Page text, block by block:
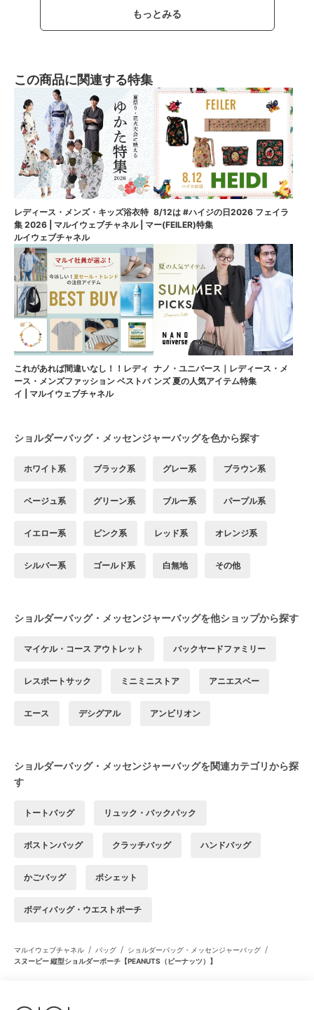
もっとみる
この商品に関連する特集
レディース・メンズ・キッズ浴衣特
集 2026 | マルイウェブチャネル | マ
ルイウェブチャネル
8/12は #ハイジの日2026 フェイラ
ー(FEILER)特集
これがあれば間違いなし！！レディ
ース・メンズファッション ベストバ
イ | マルイウェブチャネル
ナノ・ユニバース｜レディース・メ
ンズ 夏の人気アイテム特集
ショルダーバッグ・メッセンジャーバッグを色から探す
ホワイト系 ブラック系 グレー系 ブラウン系
ベージュ系 グリーン系 ブルー系 パープル系
イエロー系 ピンク系 レッド系 オレンジ系
シルバー系 ゴールド系 白無地 その他
ショルダーバッグ・メッセンジャーバッグを他ショップから探す
マイケル・コース アウトレット バックヤードファミリー
レスポートサック ミニミニストア アニエスベー
エース デシグアル アンビリオン
ショルダーバッグ・メッセンジャーバッグを関連カテゴリから探
す
トートバッグ リュック・バックパック
ボストンバッグ クラッチバッグ ハンドバッグ
かごバッグ ポシェット
ボディバッグ・ウエストポーチ
マルイウェブチャネル / バッグ / ショルダーバッグ・メッセンジャーバッグ /
スヌーピー 縦型ショルダーポーチ【PEANUTS（ピーナッツ）】